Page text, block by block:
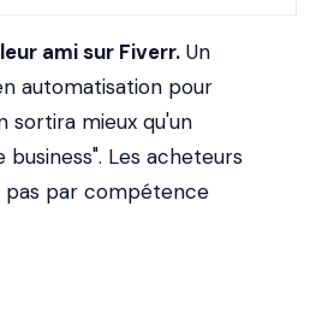
ami sur Fiverr. Un
automatisation pour
sortira mieux qu'un
Les acheteurs
par compétence